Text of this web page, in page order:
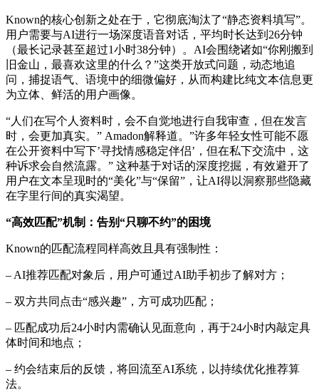
Known的核心创新之处在于，它彻底淘汰了“静态资料填写”。
用户需要与AI进行一场深度语音对话，平均时长达到26分钟
（最长记录甚至超过1小时38分钟）。AI会围绕诸如“你刚搬到
旧金山，最喜欢这里的什么？”这类开放式问题，动态地追
问，捕捉语气、语境中的细微偏好，从而构建比纯文本信息更
为立体、鲜活的用户画像。
“人们在写个人资料时，会不自觉地进行自我审查，但在发言
时，会更加真实。” Amadon解释道。”许多年轻女性可能不愿
在公开资料中写下’寻找情感稳定伴侣’，但在私下交流中，这
种诉求会自然流露。” 这种基于对话的深度挖掘，有效避开了
用户在文本呈现时的“美化”与“保留”，让AI得以洞察那些隐藏
在字里行间的真实渴望。
“高效匹配”机制：告别“只聊不约”的困境
Known的匹配流程同样高效且具有强制性：
– AI推荐匹配对象后，用户可通过AI助手初步了解对方；
– 双方共同点击“感兴趣”，方可成功匹配；
– 匹配成功后24小时内需确认见面意向，再于24小时内敲定具
体时间和地点；
– 约会结束后的反馈，将回流至AI系统，以持续优化推荐算
法。